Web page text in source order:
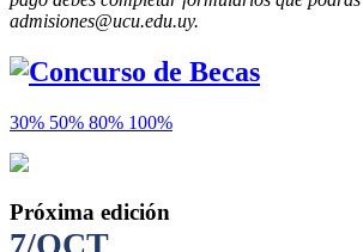
admisiones@ucu.edu.uy.
30% 50% 80% 100%
Próxima edición
7/OCT